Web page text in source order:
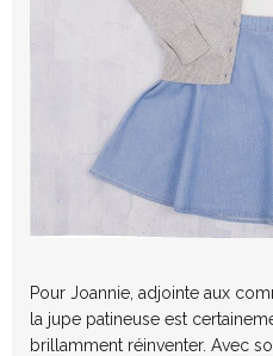
Pour Joannie, adjointe aux
la jupe patineuse est
brillamment réinventer. Avec